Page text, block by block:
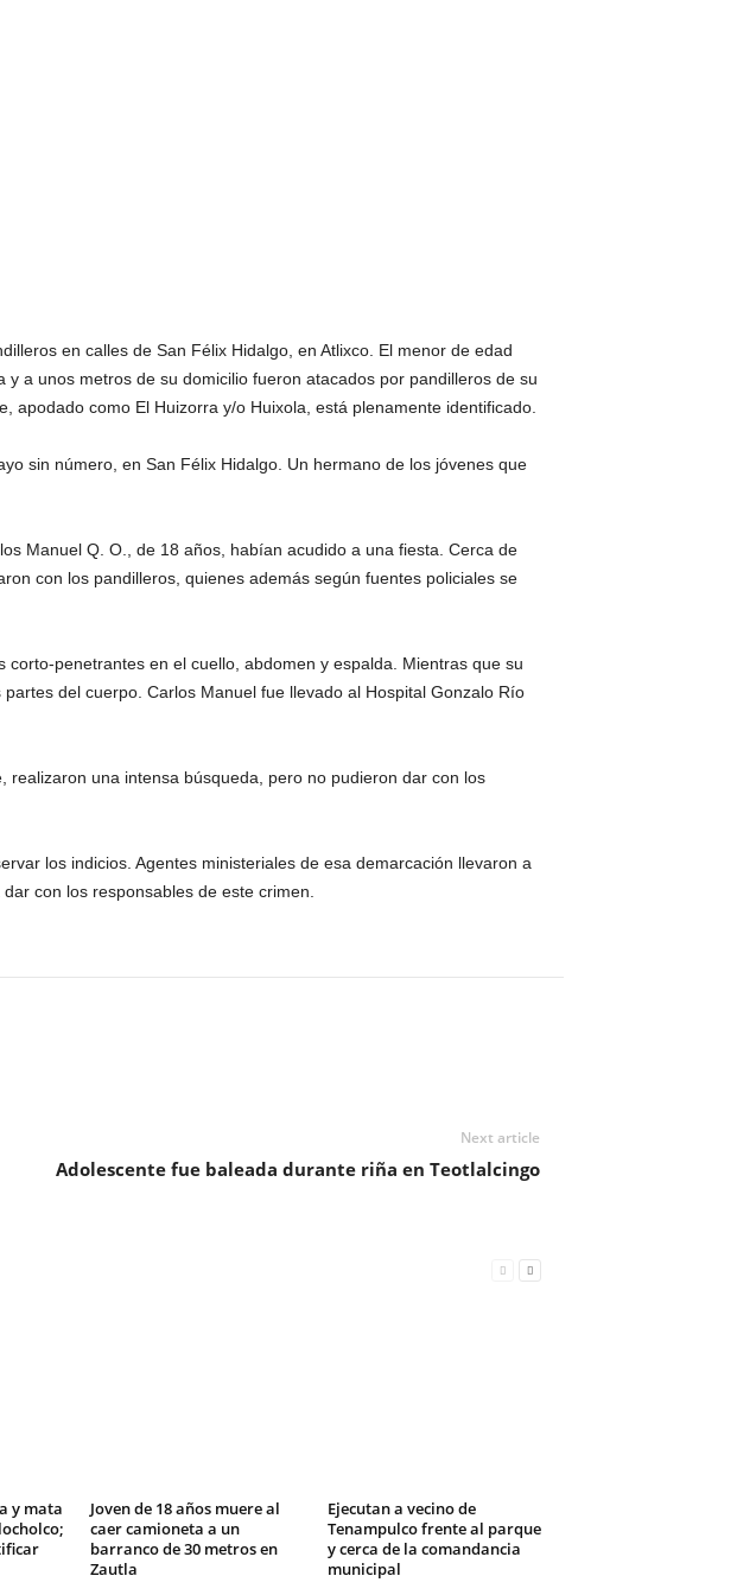
en calles de San Félix Hidalgo, en Atlixco. El menor de edad
a unos metros de su domicilio fueron atacados por pandilleros de su
como El Huizorra y/o Huixola, está plenamente identificado.
sin número, en San Félix Hidalgo. Un hermano de los jóvenes que
Manuel Q. O., de 18 años, habían acudido a una fiesta. Cerca de
con los pandilleros, quienes además según fuentes policiales se
penetrantes en el cuello, abdomen y espalda. Mientras que su
del cuerpo. Carlos Manuel fue llevado al Hospital Gonzalo Río
una intensa búsqueda, pero no pudieron dar con los
los indicios. Agentes ministeriales de esa demarcación llevaron a
con los responsables de este crimen.
Next article
Adolescente fue baleada durante riña en Teotlalcingo
y mata
Joven de 18 años muere al
caer camioneta a un
barranco de 30 metros en
Zautla
Ejecutan a vecino de
Tenampulco frente al parque
y cerca de la comandancia
municipal